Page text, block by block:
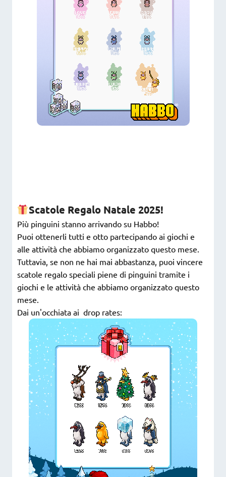
Scatole Regalo Natale 2025!
Più pinguini stanno arrivando su Habbo!
Puoi ottenerli tutti e otto partecipando ai giochi e
alle attività che abbiamo organizzato questo mese.
Tuttavia, se non ne hai mai abbastanza, puoi vincere
scatole regalo speciali piene di pinguini tramite i
giochi e le attività che abbiamo organizzato questo
mese.
Dai un'occhiata ai drop rates: